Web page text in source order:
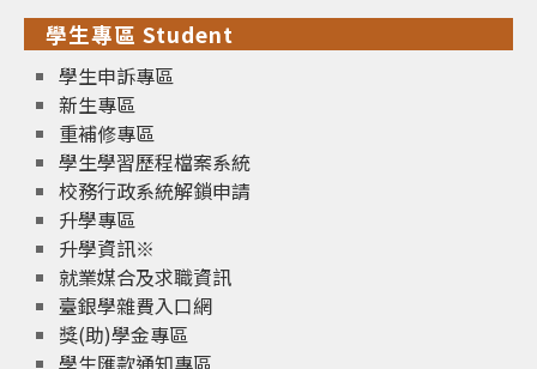
學生專區 Student
學生申訴專區
新生專區
重補修專區
學生學習歷程檔案系統
校務行政系統解鎖申請
升學專區
升學資訊※
就業媒合及求職資訊
臺銀學雜費入口網
獎(助)學金專區